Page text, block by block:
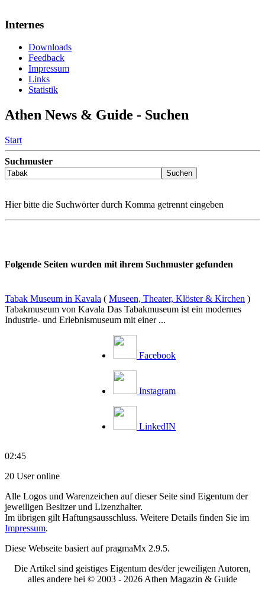
Internes
Downloads
Feedback
Impressum
Links
Statistik
Athen News & Guide - Suchen
Start
Suchmuster
Hier bitte die Suchwörter durch Komma getrennt eingeben
Folgende Seiten wurden mit ihrem Suchmuster gefunden
Tabak Museum in Kavala ( Museen, Theater, Klöster & Kirchen )
Tabakmuseum von Kavala Das Tabakmuseum ist ein modernes
Industrie- und Erlebnismuseum mit einer ...
Facebook
Instagram
LinkedIN
02:45
20 User online
Alle Logos und Warenzeichen auf dieser Seite sind Eigentum der
jeweiligen Besitzer und Lizenzhalter.
Im übrigen gilt Haftungsausschluss. Weitere Details finden Sie im
Impressum.
Diese Webseite basiert auf pragmaMx 2.9.5.
Die Artikel sind geistiges Eigentum des/der jeweiligen Autoren,
alles andere bei © 2003 - 2026 Athen Magazin & Guide